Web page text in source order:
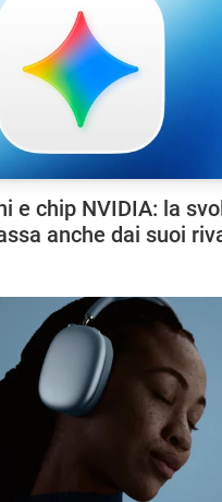
e chip NVIDIA: la
anche dai suoi